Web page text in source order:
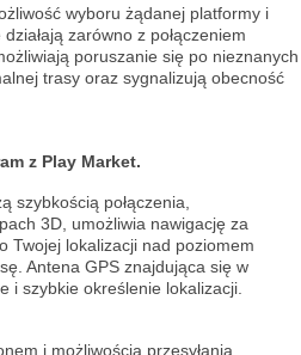
wyboru żądanej platformy i
zarówno z połączeniem
poruszanie się po nieznanych
trasy oraz sygnalizują obecność
z Play Market.
szybkością połączenia,
3D, umożliwia nawigację za
Twojej lokalizacji nad poziomem
Antena GPS znajdująca się w
i szybkie określenie lokalizacji.
i możliwością przesyłania